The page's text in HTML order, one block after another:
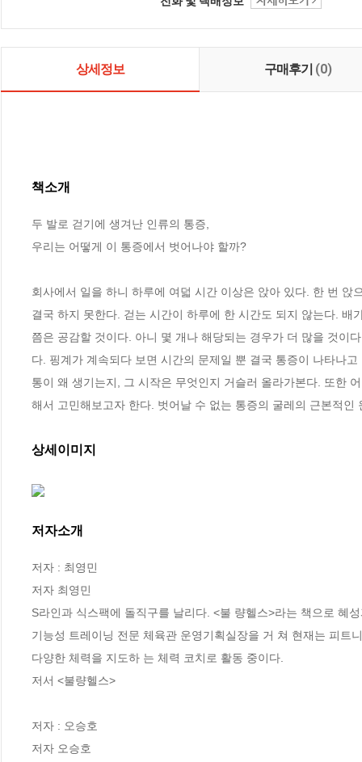
상세정보 구매후기 (0)
책소개
두 발로 걷기에 생겨난 인류의 통증,
우리는 어떻게 이 통증에서 벗어나야 할까?
회사에서 일을 하니 하루에 여덟 시간 이상은 앉아 있다. 한 번
결국 하지 못한다. 걷는 시간이 하루에 한 시간도 되지 않는다.
쯤은 공감할 것이다. 아니 몇 개나 해당되는 경우가 더 많을 것이
다. 핑계가 계속되다 보면 시간의 문제일 뿐 결국 통증이 나타나
통이 왜 생기는지, 그 시작은 무엇인지 거슬러 올라가본다. 또한
해서 고민해보고자 한다. 벗어날 수 없는 통증의 굴레의 근본적인
상세이미지
저자소개
저자 : 최영민
저자 최영민
S라인과 식스팩에 돌직구를 날리다. <불 량헬스>라는 책으로 혜
기능성 트레이닝 전문 체육관 운영기획실장을 거 쳐 현재는 피트
다양한 체력을 지도하 는 체력 코치로 활동 중이다.
저서 <불량헬스>
저자 : 오승호
저자 오승호